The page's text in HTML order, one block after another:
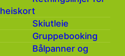
heiskort
Skiutleie
Gruppebooking
Bålpanner og
08.02.2026
Sted: